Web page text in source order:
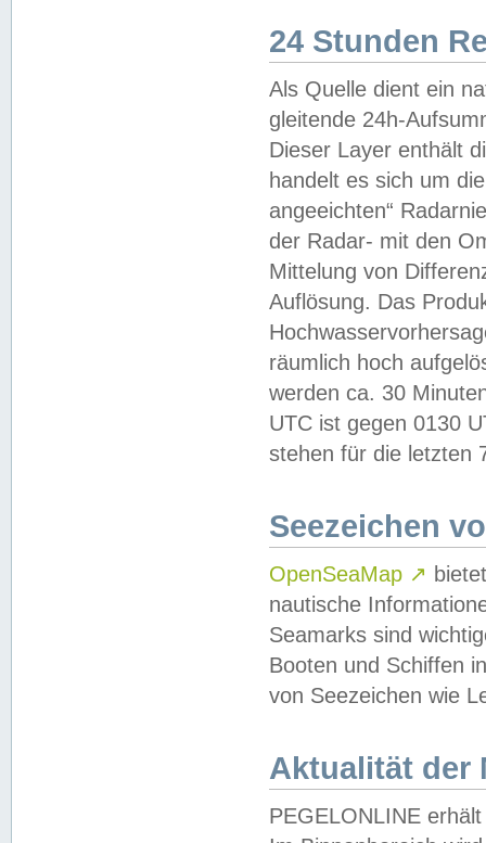
24 Stunden
Als Quelle dient ein
gleitende 24h-
Dieser Layer enthält
handelt es sich um
angeeichten“
der Radar- mit den
Mittelung von
Auflösung. Das
räumlich hoch
werden ca. 30
UTC ist gegen 0130
stehen für die letzten
Seezeichen
OpenSeaMap ↗
nautische
Seamarks sind
Booten und Schiffen
von Seezeichen wie
Aktualität der
PEGELONLINE